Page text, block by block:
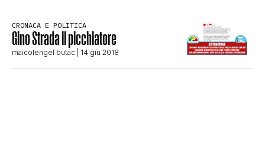
STORIA E CITAZIONI
CRONACA E POLITICA
Gino Strada il picchiatore
maicolengel butac | 14 giu 2018